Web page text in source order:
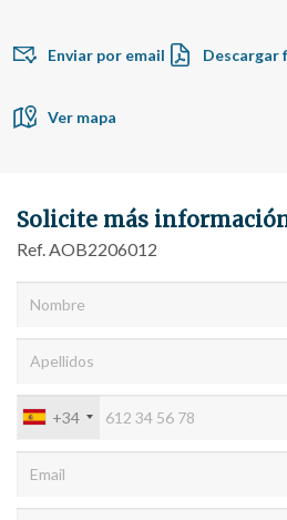
Enviar por email Descargar
Ver mapa
Solicite más
Ref. AOB2206012
+34